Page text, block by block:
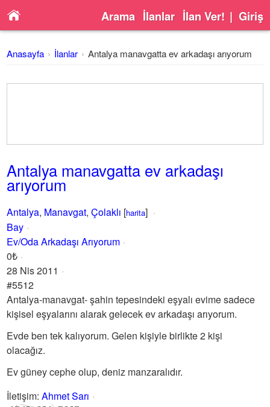
Arama İlanlar İlan Ver! | Giriş
Anasayfa İlanlar Antalya manavgatta ev arkadaşı arıyorum
Antalya manavgatta ev arkadaşı
arıyorum
Antalya, Manavgat,Çolaklı [harita]
Bay
Ev/Oda Arkadaşı Arıyorum
0₺
28 Nis 2011
#5512
Antalya-manavgat- şahin tepesindeki eşyalı evime sadece
kişisel eşyalarını alarak gelecek ev arkadaşı arıyorum.
Evde ben tek kalıyorum. Gelen kişiyle birlikte 2 kişi
olacağız.
Ev güney cephe olup, deniz manzaralıdır.
İletişim:Ahmet Sarı